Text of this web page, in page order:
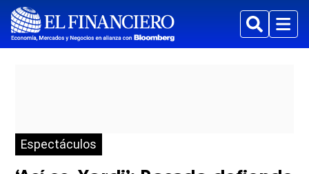
BuscarMenu
Espectáculos